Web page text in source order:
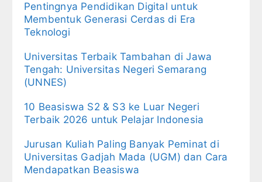
Pentingnya Pendidikan Digital untuk
Membentuk Generasi Cerdas di Era
Teknologi
Universitas Terbaik Tambahan di Jawa
Tengah: Universitas Negeri Semarang
(UNNES)
10 Beasiswa S2 & S3 ke Luar Negeri
Terbaik 2026 untuk Pelajar Indonesia
Jurusan Kuliah Paling Banyak Peminat di
Universitas Gadjah Mada (UGM) dan Cara
Mendapatkan Beasiswa